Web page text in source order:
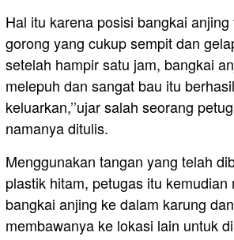
Hal itu karena posisi bangkai
gorong yang cukup sempit dan
setelah hampir satu jam, bangkai
melepuh dan sangat bau itu
keluarkan,’’ujar salah seorang
namanya ditulis.
Menggunakan tangan yang telah
plastik hitam, petugas itu kemudian
bangkai anjing ke dalam karung
membawanya ke lokasi lain untuk